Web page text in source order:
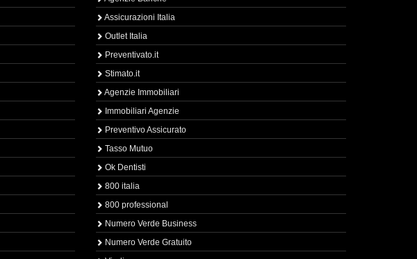
Assicurazioni Italia
Outlet Italia
Preventivato.it
Stimato.it
Agenzie Immobiliari
Immobiliari Agenzie
Preventivo Assicurato
Tasso Mutuo
Ok Dentisti
800 italia
800 professional
Numero Verde Business
Numero Verde Gratuito